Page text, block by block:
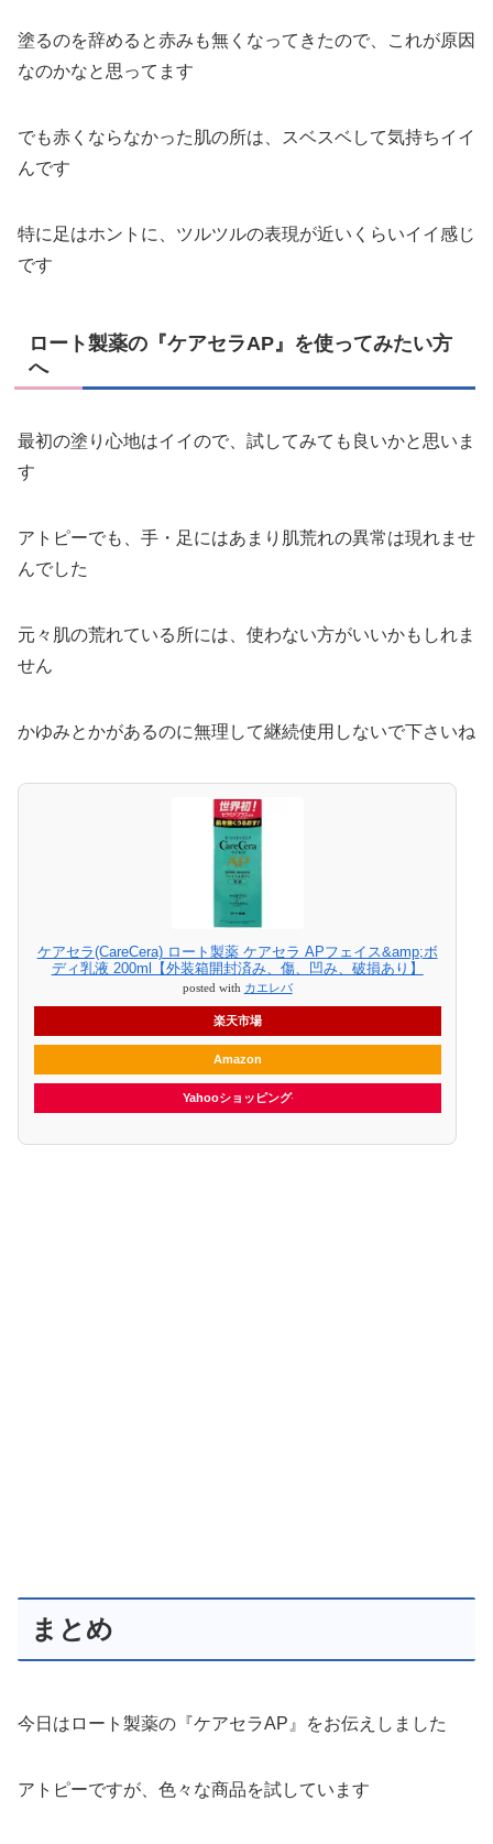
塗るのを辞めると赤みも無くなってきたので、これが原因
なのかなと思ってます
でも赤くならなかった肌の所は、スベスベして気持ちイイ
んです
特に足はホントに、ツルツルの表現が近いくらいイイ感じ
です
ロート製薬の『ケアセラAP』を使ってみたい方
へ
最初の塗り心地はイイので、試してみても良いかと思いま
す
アトピーでも、手・足にはあまり肌荒れの異常は現れませ
んでした
元々肌の荒れている所には、使わない方がいいかもしれま
せん
かゆみとかがあるのに無理して継続使用しないで下さいね
ケアセラ(CareCera) ロート製薬 ケアセラ APフェイス&amp;ボ
ディ乳液 200ml【外装箱開封済み、傷、凹み、破損あり】
posted with カエレバ
楽天市場
Amazon
Yahooショッピング
まとめ
今日はロート製薬の『ケアセラAP』をお伝えしました
アトピーですが、色々な商品を試しています